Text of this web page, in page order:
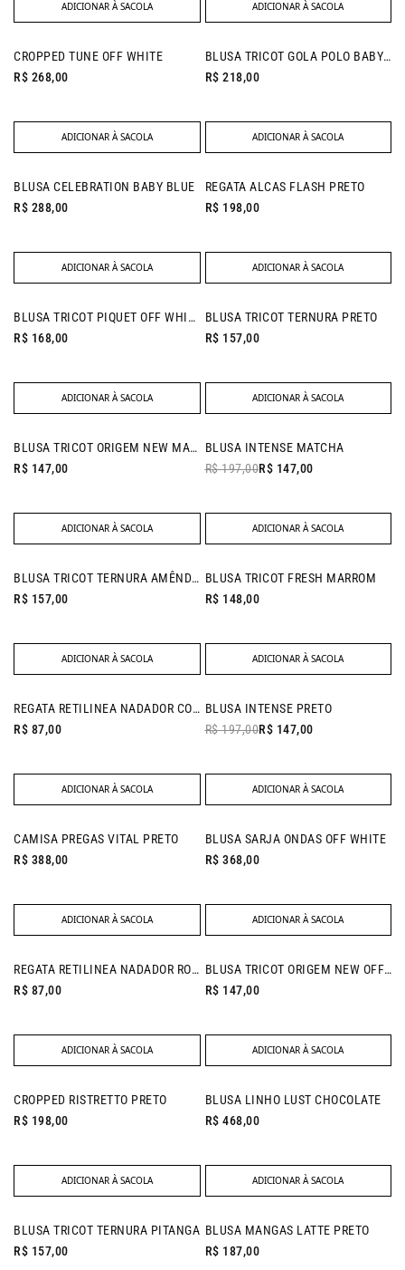
ADICIONAR À SACOLA ADICIONAR À SACOLA
NEW IN
CROPPED TUNE OFF WHITE
R$ 268,00
ADICIONAR À SACOLA
BLUSA TRICOT GOLA POLO BABY PINK
R$ 218,00
ADICIONAR À SACOLA
NEW IN
BLUSA CELEBRATION BABY BLUE
R$ 288,00
ADICIONAR À SACOLA
NEW IN
REGATA ALCAS FLASH PRETO
R$ 198,00
ADICIONAR À SACOLA
NEW IN
BLUSA TRICOT PIQUET OFF WHITE
R$ 168,00
ADICIONAR À SACOLA
NEW IN
BLUSA TRICOT TERNURA PRETO
R$ 157,00
ADICIONAR À SACOLA
BLUSA TRICOT ORIGEM NEW MARINHO
R$ 147,00
ADICIONAR À SACOLA
- 25% OFF
BLUSA INTENSE MATCHA
R$ 197,00R$ 147,00
ADICIONAR À SACOLA
NEW IN
BLUSA TRICOT TERNURA AMÊNDOA
R$ 157,00
ADICIONAR À SACOLA
NEW IN
BLUSA TRICOT FRESH MARROM
R$ 148,00
ADICIONAR À SACOLA
REGATA RETILINEA NADADOR CORAL
R$ 87,00
ADICIONAR À SACOLA
- 25% OFF
BLUSA INTENSE PRETO
R$ 197,00R$ 147,00
ADICIONAR À SACOLA
NEW IN
CAMISA PREGAS VITAL PRETO
R$ 388,00
ADICIONAR À SACOLA
NEW IN
BLUSA SARJA ONDAS OFF WHITE
R$ 368,00
ADICIONAR À SACOLA
REGATA RETILINEA NADADOR ROSA CANDY
R$ 87,00
ADICIONAR À SACOLA
BLUSA TRICOT ORIGEM NEW OFF WHITE
R$ 147,00
ADICIONAR À SACOLA
CROPPED RISTRETTO PRETO
R$ 198,00
ADICIONAR À SACOLA
NEW IN
BLUSA LINHO LUST CHOCOLATE
R$ 468,00
ADICIONAR À SACOLA
NEW IN
BLUSA TRICOT TERNURA PITANGA
R$ 157,00
BLUSA MANGAS LATTE PRETO
R$ 187,00